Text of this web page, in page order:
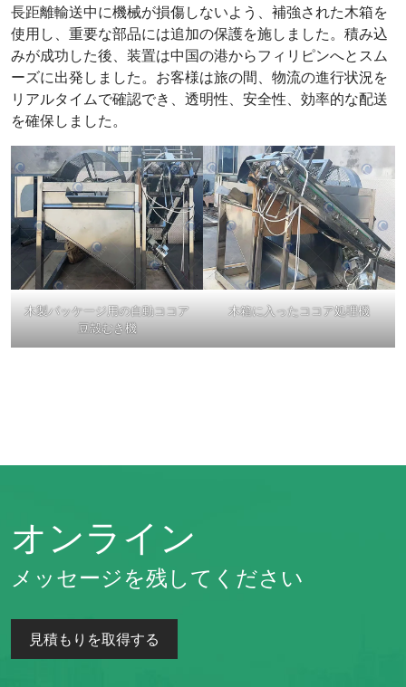
長距離輸送中に機械が損傷しないよう、補強された木箱を
使用し、重要な部品には追加の保護を施しました。積み込
みが成功した後、装置は中国の港からフィリピンへとスム
ーズに出発しました。お客様は旅の間、物流の進行状況を
リアルタイムで確認でき、透明性、安全性、効率的な配送
を確保しました。
木製パッケージ用の自動ココア
豆殻むき機
木箱に入ったココア処理機
オンライン
メッセージを残してください
見積もりを取得する